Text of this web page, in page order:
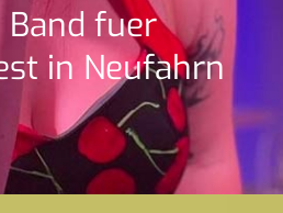
Band fuer
in Neufahrn